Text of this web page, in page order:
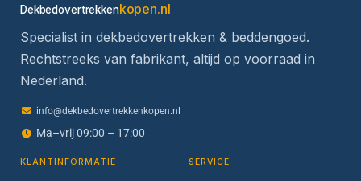
Dekbedovertrekkenkopen.nl
Specialist in dekbedovertrekken & beddengoed.
Rechtstreeks van fabrikant, altijd op voorraad in
Nederland.
info@dekbedovertrekkenkopen.nl
Ma–vrij 09:00 – 17:00
KLANTINFORMATIE SERVICE